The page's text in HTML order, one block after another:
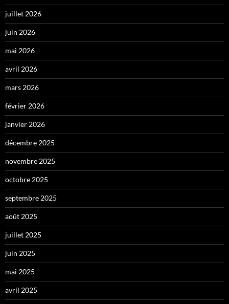
juillet 2026
juin 2026
mai 2026
avril 2026
mars 2026
février 2026
janvier 2026
décembre 2025
novembre 2025
octobre 2025
septembre 2025
août 2025
juillet 2025
juin 2025
mai 2025
avril 2025